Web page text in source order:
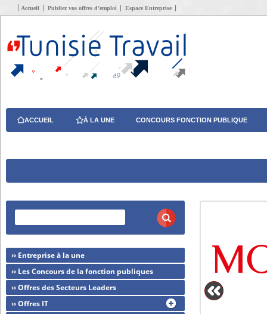
Accueil Publiez vos offres d’emploi Espace Entreprise
ACCUEIL À LA UNE CONCOURS FONCTION PUBLIQUE
›› Entreprise à la une
›› Les Concours de la fonction publiques
›› Offres des Secteurs Leaders
›› Offres IT